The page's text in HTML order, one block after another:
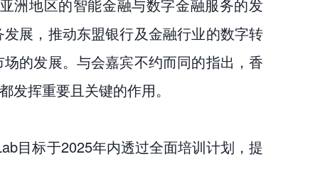
洲地区的智能金融与数字金融服务的发
展，推动东盟银行及金融行业的数字转
的发展。与会嘉宾不约而同的指出，香
挥重要且关键的作用。
目标于2025年内透过全面培训计划，提